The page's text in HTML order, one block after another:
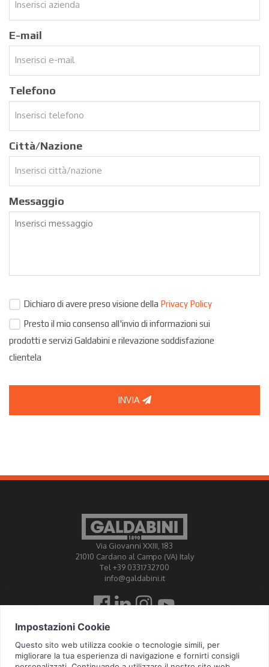
E-mail
Telefono
Città/Nazione
Messaggio
Dichiaro di avere preso visione della Privacy Policy
Presto il mio consenso all'invio di informazioni sui
prodotti e servizi Galdabini e rilevazione soddisfazione
clientela
INVIA
Via Giovanni XXIII, 183
21010 Cardano al Campo (VA) Italy
Tel +39 0331732700
info@galdabini.it
Galdabini is accredited Official Calibration Centre EA, IAF, ILAC